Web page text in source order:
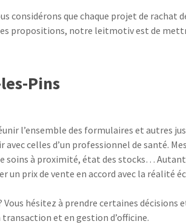
que chaque projet de rachat
propositions, notre leitmotiv est de
Pins
l’ensemble des formulaires et autres
avec celles d’un professionnel de santé.
à proximité, état des stocks…
prix de vente en accord avec la réalité
Vous hésitez à prendre certaines
et en gestion d’officine.